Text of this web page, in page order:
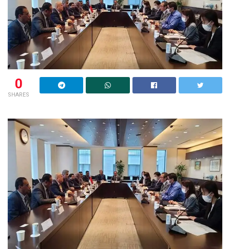
0
SHARES